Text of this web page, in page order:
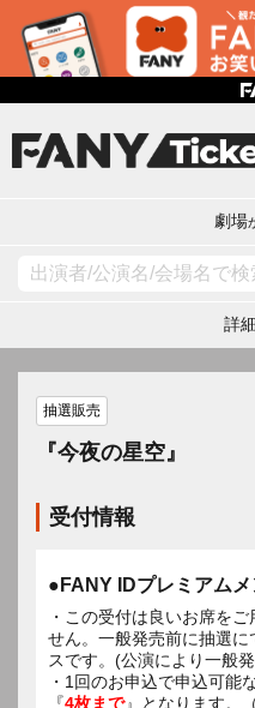
劇場
詳
抽選販売
『今夜の星空』
受付情報
●FANY IDプレミアム
・この受付は良いお席を
せん。一般発売前に抽選
スです。(公演により一般
・1回のお申込で申込可能
『4枚まで』となります。